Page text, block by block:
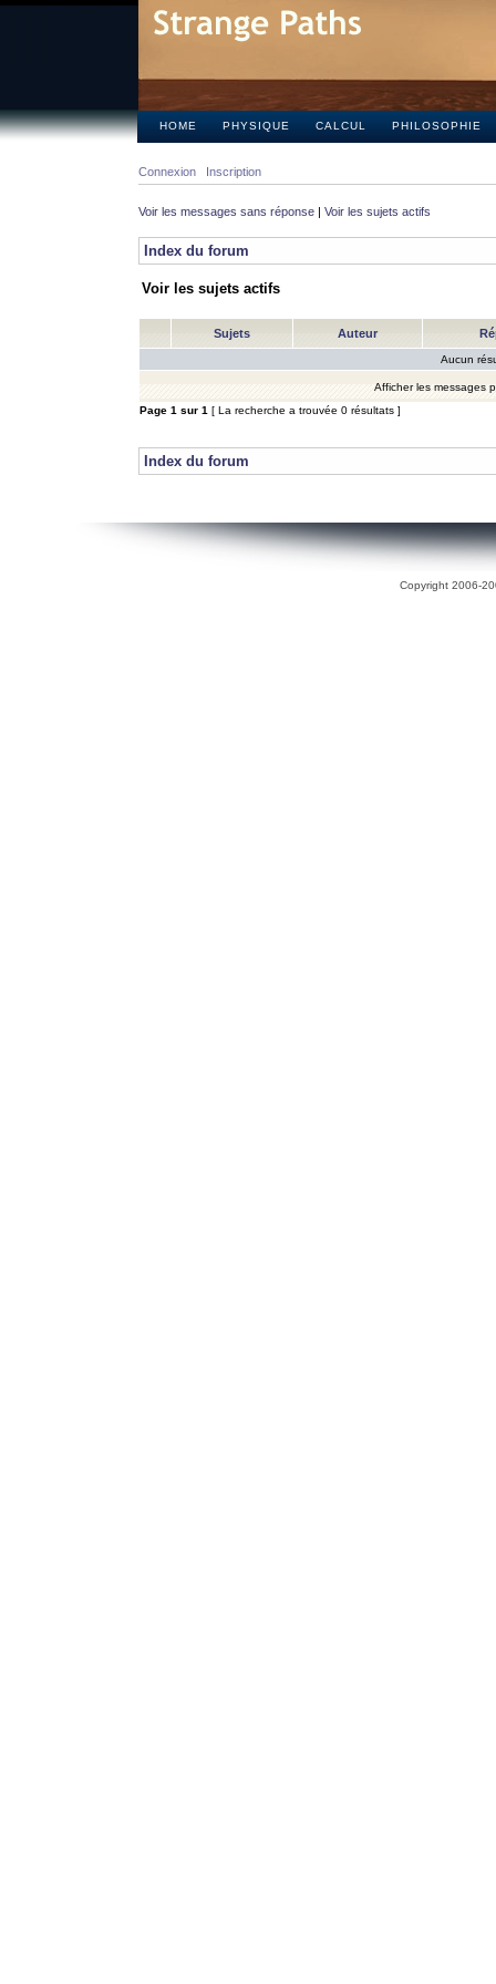
HOME PHYSIQUE CALCUL PHILOSOPHIE
Connexion Inscription
Voir les messages sans réponse | Voir les sujets actifs
Index du forum
Voir les sujets actifs
Sujets Auteur
Aucun
Afficher les messages
Page 1 sur 1 [ La recherche a trouvée 0 résultats ]
Index du forum
Copyright 2006-